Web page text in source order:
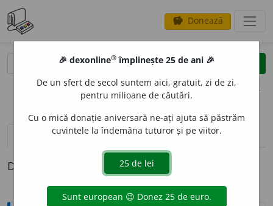
savings Donează
clear
opțiuni
definiții (1) pronunțievolume_up (50)
Definiția cu ID-ul 505637:
🎉 dexonline® împlinește 25 de ani 🎉
De un sfert de secol suntem aici, gratuit, zi de zi,
pentru milioane de căutări.
Cu o mică donație aniversară ne-ați ajuta să păstrăm
cuvintele la îndemâna tuturor și pe viitor.